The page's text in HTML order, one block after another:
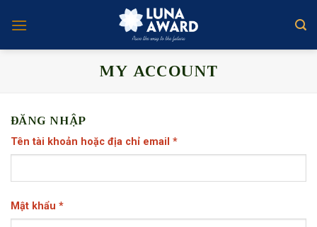
MY ACCOUNT
ĐĂNG NHẬP
Tên tài khoản hoặc địa chỉ email *
Mật khẩu *